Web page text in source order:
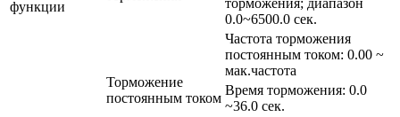
функции
торможения; диапазон
0.0~6500.0 сек.
Торможение
постоянным током
Частота торможения
постоянным током: 0.00 ~
мак.частота
Время торможения: 0.0
~36.0 сек.